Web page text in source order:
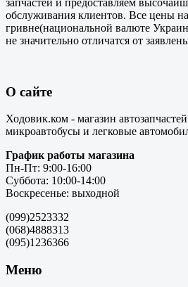
запчастей и предоставляем
обслуживания клиентов. Все цены
гривне(национальной валюте
не значительно отличатся от
О сайте
Ходовик.ком - магазин
микроавтобусы и легковые
График работы магазина
Пн-Пт: 9:00-16:00
Суббота: 10:00-14:00
Воскресенье: выходной
(099)2523332
(068)4888313
(095)1236366
Меню